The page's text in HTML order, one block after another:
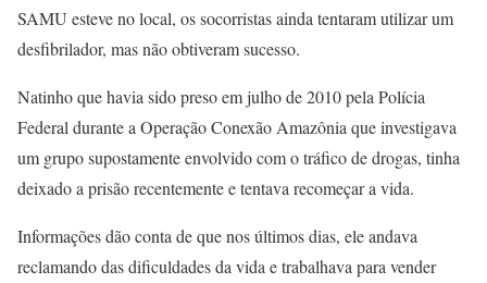
SAMU esteve no local, os socorristas ainda tentaram utilizar um
desfibrilador, mas não obtiveram sucesso.
Natinho que havia sido preso em julho de 2010 pela Polícia
Federal durante a Operação Conexão Amazônia que investigava
um grupo supostamente envolvido com o tráfico de drogas, tinha
deixado a prisão recentemente e tentava recomeçar a vida.
Informações dão conta de que nos últimos dias, ele andava
reclamando das dificuldades da vida e trabalhava para vender